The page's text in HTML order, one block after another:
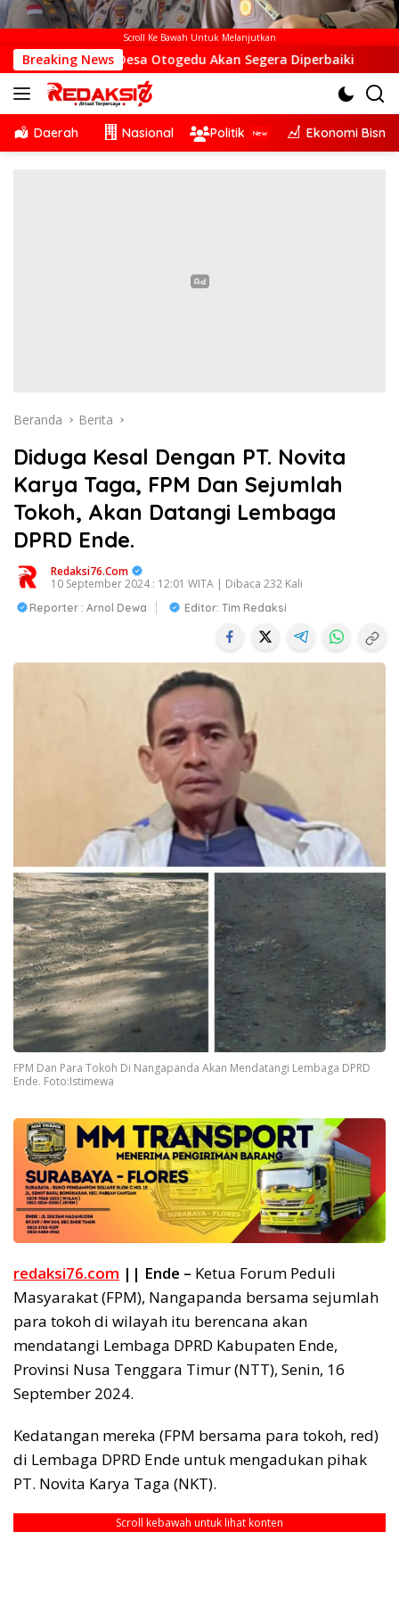
Scroll Ke Bawah Untuk Melanjutkan
Breaking News
di Desa Otogedu Akan Segera Diperbaiki Sinergi
Daerah Nasional Politik Ekonomi Bisnis
Beranda Berita
Diduga Kesal Dengan PT. Novita
Karya Taga, FPM Dan Sejumlah
Tokoh, Akan Datangi Lembaga
DPRD Ende.
Redaksi76.com
10 September 2024 : 12:01 WITA | Dibaca 232 Kali
Reporter : Arnol Dewa Editor: Tim Redaksi
FPM Dan Para Tokoh Di Nangapanda Akan Mendatangi Lembaga DPRD
Ende. Foto:Istimewa
redaksi76.com || Ende – Ketua Forum Peduli
Masyarakat (FPM), Nangapanda bersama sejumlah
para tokoh di wilayah itu berencana akan
mendatangi Lembaga DPRD Kabupaten Ende,
Provinsi Nusa Tenggara Timur (NTT), Senin, 16
September 2024.
Kedatangan mereka (FPM bersama para tokoh, red)
di Lembaga DPRD Ende untuk mengadukan pihak
PT. Novita Karya Taga (NKT).
Scroll kebawah untuk lihat konten